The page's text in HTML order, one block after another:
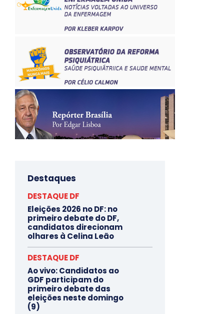
Destaques
DESTAQUE DF
Eleições 2026 no DF: no
primeiro debate do DF,
candidatos direcionam
olhares à Celina Leão
DESTAQUE DF
Ao vivo: Candidatos ao
GDF participam do
primeiro debate das
eleições neste domingo
(9)